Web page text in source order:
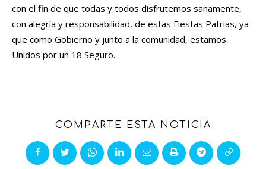
con el fin de que todas y todos disfrutemos sanamente,
con alegría y responsabilidad, de estas Fiestas Patrias, ya
que como Gobierno y junto a la comunidad, estamos
Unidos por un 18 Seguro.
COMPARTE ESTA NOTICIA